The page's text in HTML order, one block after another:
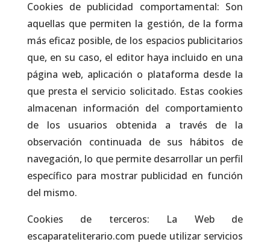
Cookies de publicidad comportamental: Son
aquellas que permiten la gestión, de la forma
más eficaz posible, de los espacios publicitarios
que, en su caso, el editor haya incluido en una
página web, aplicación o plataforma desde la
que presta el servicio solicitado. Estas cookies
almacenan información del comportamiento
de los usuarios obtenida a través de la
observación continuada de sus hábitos de
navegación, lo que permite desarrollar un perfil
específico para mostrar publicidad en función
del mismo.
Cookies de terceros: La Web de
escaparateliterario.com puede utilizar servicios